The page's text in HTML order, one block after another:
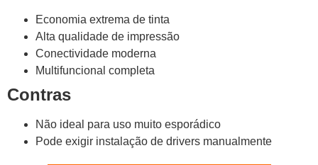
Economia extrema de tinta
Alta qualidade de impressão
Conectividade moderna
Multifuncional completa
Contras
Não ideal para uso muito esporádico
Pode exigir instalação de drivers manualmente